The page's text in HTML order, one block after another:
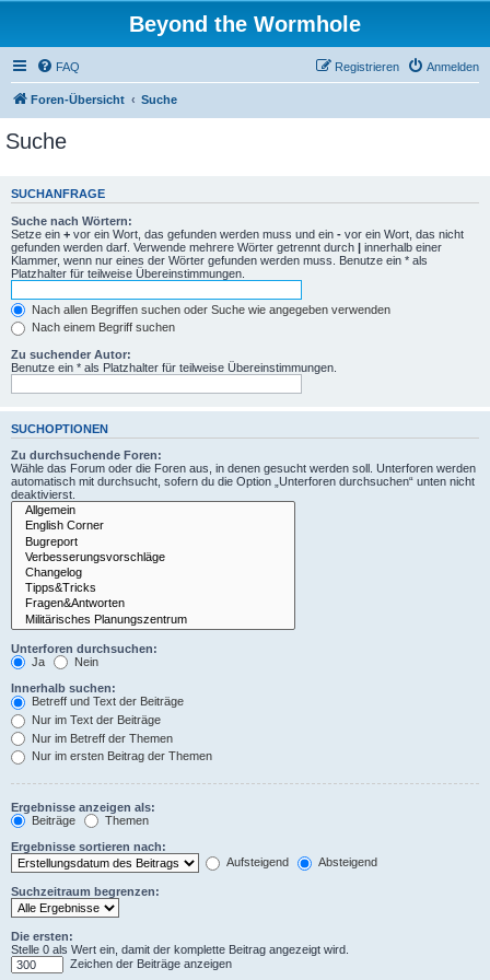
Beyond the Wormhole
FAQ Anmelden
Registrieren
Foren-Übersicht Suche
Suche
SUCHANFRAGE
Suche nach Wörtern:
Setze ein + vor ein Wort, das gefunden werden muss und ein - vor ein Wort, das nicht
gefunden werden darf. Verwende mehrere Wörter getrennt durch | innerhalb einer
Klammer, wenn nur eines der Wörter gefunden werden muss. Benutze ein * als
Platzhalter für teilweise Übereinstimmungen.
Nach allen Begriffen suchen oder Suche wie angegeben verwenden
Nach einem Begriff suchen
Zu suchender Autor:
Benutze ein * als Platzhalter für teilweise Übereinstimmungen.
SUCHOPTIONEN
Zu durchsuchende Foren:
Wähle das Forum oder die Foren aus, in denen gesucht werden soll. Unterforen werden
automatisch mit durchsucht, sofern du die Option „Unterforen durchsuchen“ unten nicht
deaktivierst.
Unterforen durchsuchen:
Ja
Nein
Innerhalb suchen:
Betreff und Text der Beiträge
Nur im Text der Beiträge
Nur im Betreff der Themen
Nur im ersten Beitrag der Themen
Ergebnisse anzeigen als:
Beiträge
Themen
Ergebnisse sortieren nach:
Aufsteigend
Absteigend
Suchzeitraum begrenzen:
Die ersten:
Stelle 0 als Wert ein, damit der komplette Beitrag angezeigt wird.
Zeichen der Beiträge anzeigen